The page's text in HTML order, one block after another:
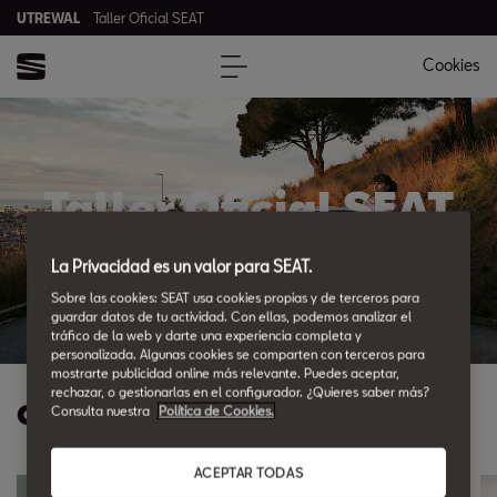
UTREWAL Taller Oficial SEAT
Cookies
Taller Oficial SEAT
en Utrera - Utrewal
Ofertas Posventa
La Privacidad es un valor para SEAT.
Sobre las cookies: SEAT usa cookies propias y de terceros para
guardar datos de tu actividad. Con ellas, podemos analizar el
tráfico de la web y darte una experiencia completa y
personalizada. Algunas cookies se comparten con terceros para
mostrarte publicidad online más relevante. Puedes aceptar,
rechazar, o gestionarlas en el configurador. ¿Quieres saber más?
Consulta nuestra
Política de Cookies.
ACEPTAR TODAS